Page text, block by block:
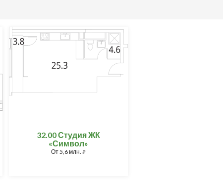
32.00 Студия ЖК
«Символ»
От5,6 млн. ⃏